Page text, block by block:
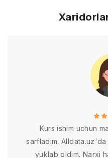
Kurs ishim uchun
sarfladim.
yuklab oldim. Narxi